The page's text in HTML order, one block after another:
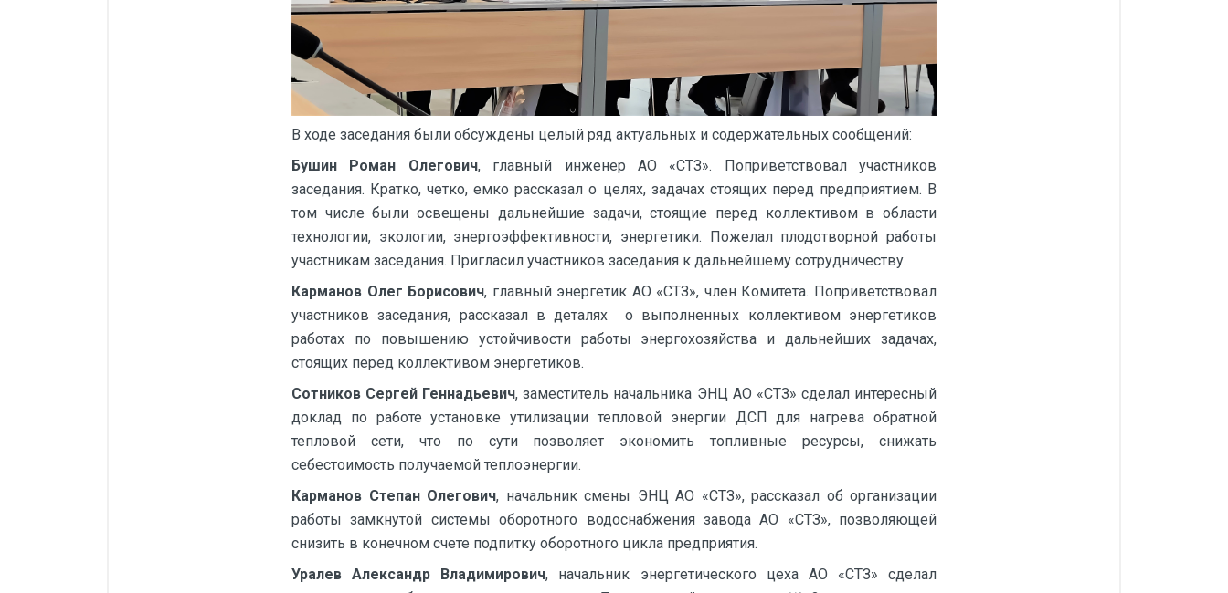
В ходе заседания были обсуждены целый ряд актуальных и содержательных сообщений:
Бушин Роман Олегович, главный инженер АО «СТЗ». Поприветствовал участников
заседания. Кратко, четко, емко рассказал о целях, задачах стоящих перед предприятием. В
том числе были освещены дальнейшие задачи, стоящие перед коллективом в области
технологии, экологии, энергоэффективности, энергетики. Пожелал плодотворной работы
участникам заседания. Пригласил участников заседания к дальнейшему сотрудничеству.
Карманов Олег Борисович, главный энергетик АО «СТЗ», член Комитета. Поприветствовал
участников заседания, рассказал в деталях о выполненных коллективом энергетиков
работах по повышению устойчивости работы энергохозяйства и дальнейших задачах,
стоящих перед коллективом энергетиков.
Сотников Сергей Геннадьевич, заместитель начальника ЭНЦ АО «СТЗ» сделал интересный
доклад по работе установке утилизации тепловой энергии ДСП для нагрева обратной
тепловой сети, что по сути позволяет экономить топливные ресурсы, снижать
себестоимость получаемой теплоэнергии.
Карманов Степан Олегович, начальник смены ЭНЦ АО «СТЗ», рассказал об организации
работы замкнутой системы оборотного водоснабжения завода АО «СТЗ», позволяющей
снизить в конечном счете подпитку оборотного цикла предприятия.
Уралев Александр Владимирович, начальник энергетического цеха АО «СТЗ» сделал